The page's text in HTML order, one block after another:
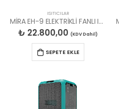
ISITICILAR
MİRA EH-9 ELEKTRİKLİ FANLI ISITICI 380V.
₺ 22.800,00 (KDV Dahil)
SEPETE EKLE